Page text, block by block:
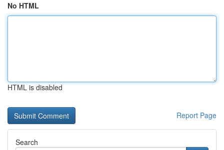
No HTML
HTML is disabled
Report Page
Search